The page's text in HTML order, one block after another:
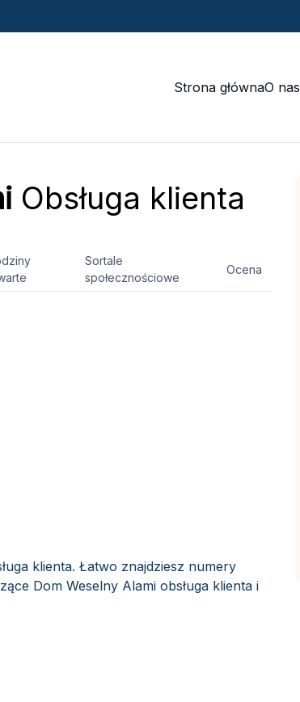
Strona głównaO nas
Obsługa klienta
Sortale
społecznościowe
Ocena
klienta. Łatwo znajdziesz numery
Dom Weselny Alami obsługa klienta i